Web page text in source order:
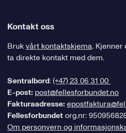
Kontakt oss
Brukvårt kontaktskjema. Kjenner
ta direkte kontakt med dem.
Sentralbord:(+47) 23 06 31 00
E-post: post@fellesforbundet.no
Fakturaadresse:
Fellesforbundetorg.nr:
Om personvern og